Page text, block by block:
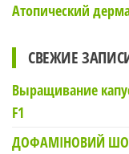
Атопический
СВЕЖИЕ
Выращивание
F1
ДОФАМІНОВИЙ